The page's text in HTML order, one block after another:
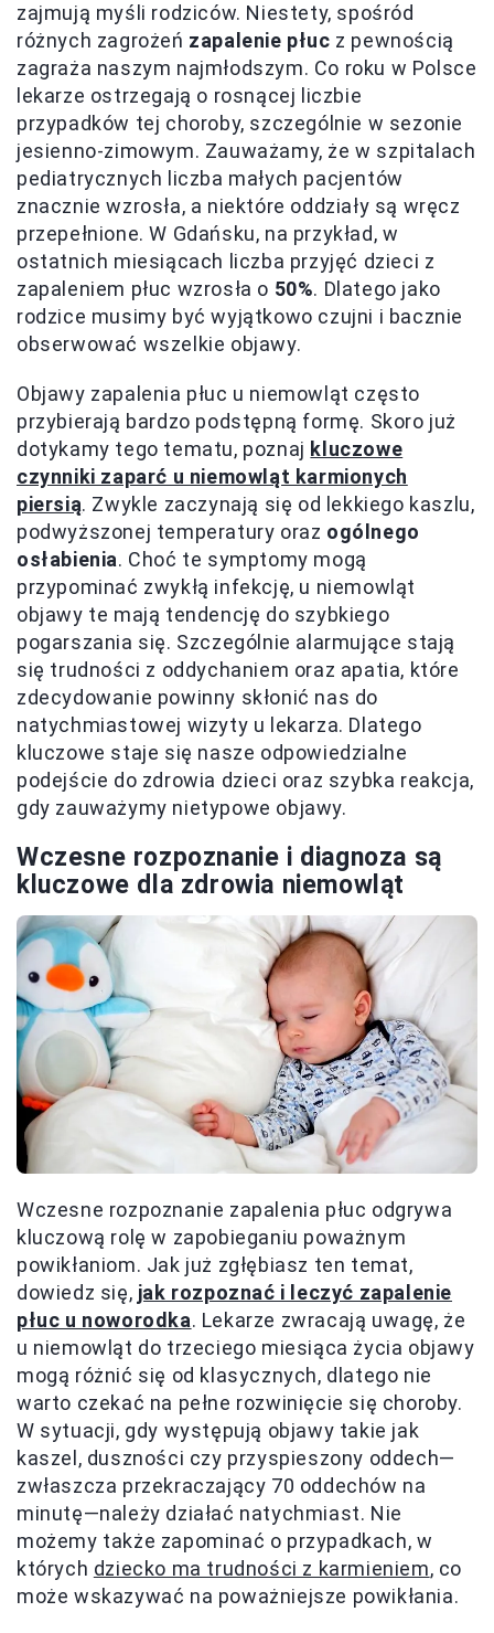
zajmują myśli rodziców. Niestety, spośród
różnych zagrożeń zapalenie płuc z pewnością
zagraża naszym najmłodszym. Co roku w Polsce
lekarze ostrzegają o rosnącej liczbie
przypadków tej choroby, szczególnie w sezonie
jesienno-zimowym. Zauważamy, że w szpitalach
pediatrycznych liczba małych pacjentów
znacznie wzrosła, a niektóre oddziały są wręcz
przepełnione. W Gdańsku, na przykład, w
ostatnich miesiącach liczba przyjęć dzieci z
zapaleniem płuc wzrosła o 50%. Dlatego jako
rodzice musimy być wyjątkowo czujni i bacznie
obserwować wszelkie objawy.
Objawy zapalenia płuc u niemowląt często
przybierają bardzo podstępną formę. Skoro już
dotykamy tego tematu, poznaj kluczowe
czynniki zaparć u niemowląt karmionych
piersią. Zwykle zaczynają się od lekkiego kaszlu,
podwyższonej temperatury oraz ogólnego
osłabienia. Choć te symptomy mogą
przypominać zwykłą infekcję, u niemowląt
objawy te mają tendencję do szybkiego
pogarszania się. Szczególnie alarmujące stają
się trudności z oddychaniem oraz apatia, które
zdecydowanie powinny skłonić nas do
natychmiastowej wizyty u lekarza. Dlatego
kluczowe staje się nasze odpowiedzialne
podejście do zdrowia dzieci oraz szybka reakcja,
gdy zauważymy nietypowe objawy.
Wczesne rozpoznanie i diagnoza są
kluczowe dla zdrowia niemowląt
Wczesne rozpoznanie zapalenia płuc odgrywa
kluczową rolę w zapobieganiu poważnym
powikłaniom. Jak już zgłębiasz ten temat,
dowiedz się, jak rozpoznać i leczyć zapalenie
płuc u noworodka. Lekarze zwracają uwagę, że
u niemowląt do trzeciego miesiąca życia objawy
mogą różnić się od klasycznych, dlatego nie
warto czekać na pełne rozwinięcie się choroby.
W sytuacji, gdy występują objawy takie jak
kaszel, duszności czy przyspieszony oddech—
zwłaszcza przekraczający 70 oddechów na
minutę—należy działać natychmiast. Nie
możemy także zapominać o przypadkach, w
których dziecko ma trudności z karmieniem, co
może wskazywać na poważniejsze powikłania.